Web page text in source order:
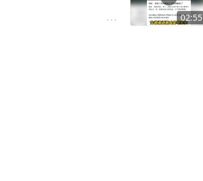
02:55